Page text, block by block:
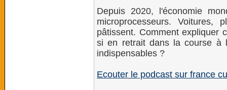
Depuis 2020, l'économie
microprocesseurs.
pâtissent. Comment expliquer
si en retrait dans la course à
indispensables ?
Ecouter le podcast sur france